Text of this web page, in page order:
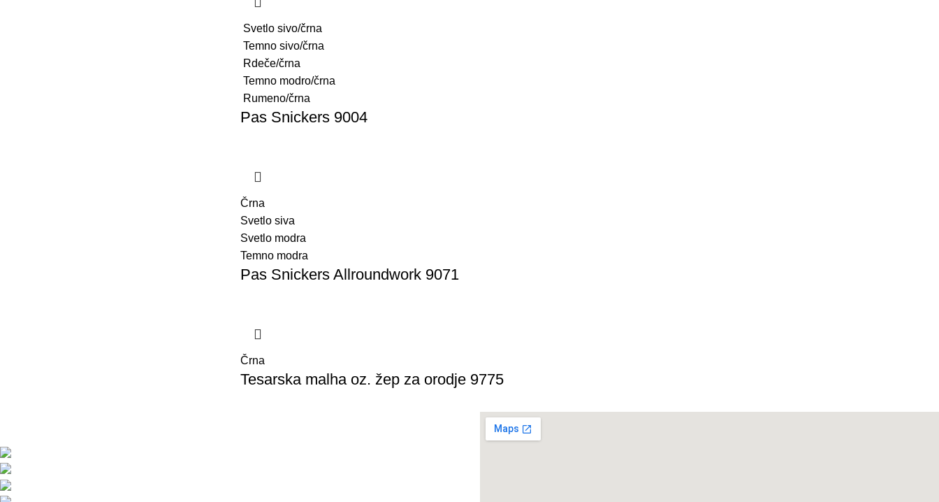
Svetlo sivo/črna
Temno sivo/črna
Rdeče/črna
Temno modro/črna
Rumeno/črna
Pas Snickers 9004
Črna
Svetlo siva
Svetlo modra
Temno modra
Pas Snickers Allroundwork 9071
Črna
Tesarska malha oz. žep za orodje 9775